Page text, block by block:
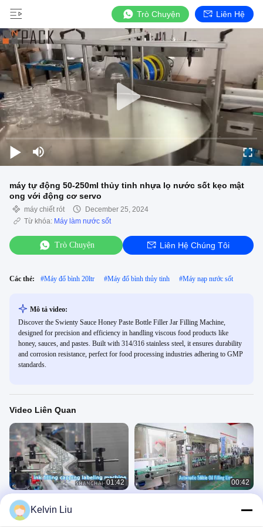
Trò Chuyện Liên Hệ
máy tự động 50-250ml thủy tinh nhựa lọ nước sốt kẹo mật
ong với động cơ servo
máy chiết rót
December 25, 2024
Từ khóa: Máy làm nước sốt
Trò Chuyện Liên Hệ Chúng Tôi
Các thẻ: #Máy đổ bình 20ltr #Máy đổ bình thủy tinh #Máy nạp nước sốt
Mô tả video:
Discover the Swienty Sauce Honey Paste Bottle Filler Jar Filling Machine,
designed for precision and efficiency in handling viscous food products like
honey, sauces, and pastes. Built with 314/316 stainless steel, it ensures durability
and corrosion resistance, perfect for food processing industries adhering to GMP
standards.
Video Liên Quan
01:42
Dây chuyền sản xuất mực máy rót
mực tốc độ cao tự động cho lọ thủy
tinhMáy Chiết Rót
00:42
Kelvin Liu